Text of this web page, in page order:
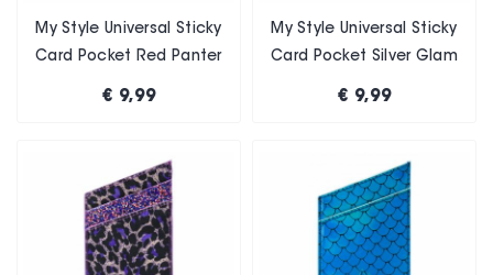
My Style Universal Sticky
Card Pocket Red Panter
€ 9,99
My Style Universal Sticky
Card Pocket Silver Glam
€ 9,99